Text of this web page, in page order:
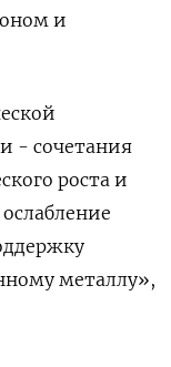
и
- сочетания
роста и
металлу»,